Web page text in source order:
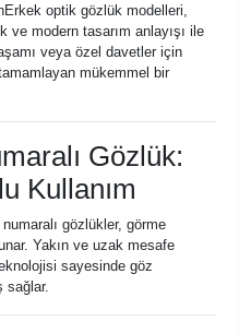
optik gözlük modelleri,
ve modern tasarım anlayışı ile
veya özel davetler için
mükemmel bir
Gözlük:
Kullanım
gözlükler, görme
Yakın ve uzak mesafe
sayesinde göz
sağlar.